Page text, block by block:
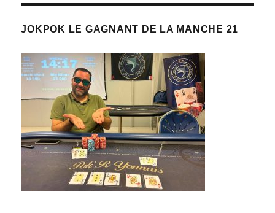
articles
E
JOKPOK LE GAGNANT DE LA MANCHE 21